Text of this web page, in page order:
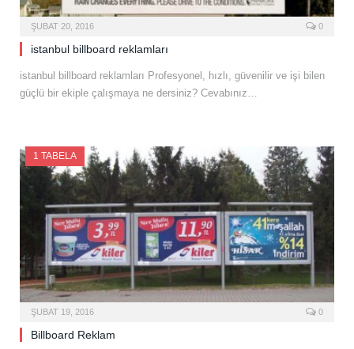
ŞUBAT 20, 2016 0
istanbul billboard reklamları
istanbul billboard reklamları Profesyonel, hızlı, güvenilir ve işi bilen
güçlü bir ekiple çalışmaya ne dersiniz? Cevabınız…
1 TABELA
ŞUBAT 19, 2016 0
Billboard Reklam